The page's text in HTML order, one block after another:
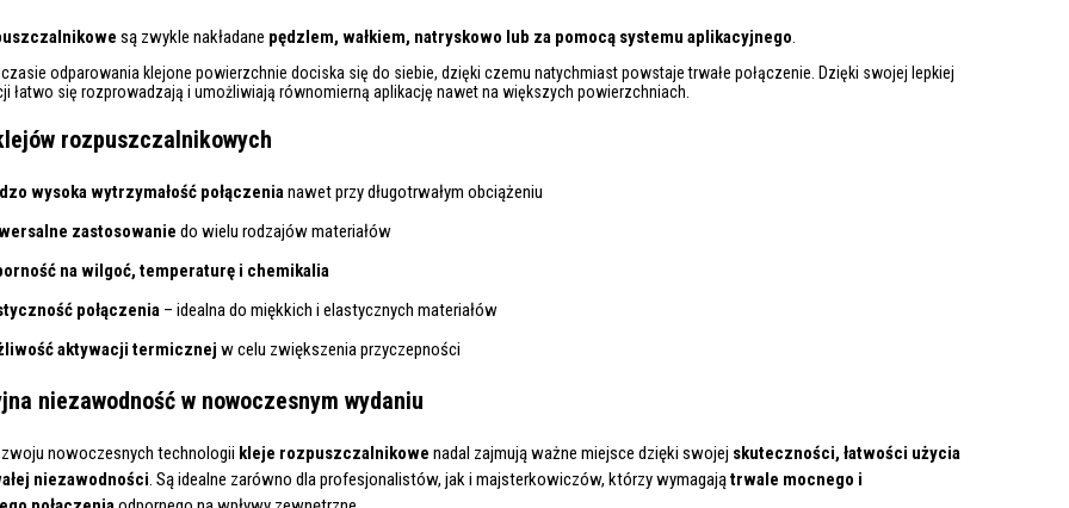
są zwykle nakładane pędzlem, wałkiem, natryskowo lub za pomocą systemu aplikacyjnego
odparowania klejone powierzchnie dociska się do siebie, dzięki czemu natychmiast powstaje trwałe połączenie. Dzięki swojej lepkiej
łatwo się rozprowadzają i umożliwiają równomierną aplikację nawet na większych powierzchniach.
rozpuszczalnikowych
wysoka wytrzymałość połączenia nawet przy długotrwałym obciążeniu
zastosowanie do wielu rodzajów materiałów
na wilgoć, temperaturę i chemikalia
połączenia – idealna do miękkich i elastycznych materiałów
aktywacji termicznej w celu zwiększenia przyczepności
niezawodność w nowoczesnym wydaniu
nowoczesnych technologii kleje rozpuszczalnikowe nadal zajmują ważne miejsce dzięki swojej skuteczności, łatwości użycia
niezawodności . Są idealne zarówno dla profesjonalistów, jak i majsterkowiczów, którzy wymagajątrwale mocnego i